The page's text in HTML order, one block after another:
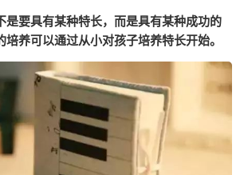
是要具有某种特长，而是具有某种成功的
养可以通过从小对孩子培养特长开始。